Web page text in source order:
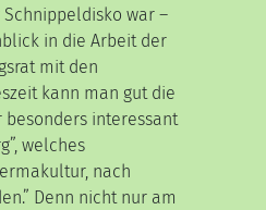
war –
in die Arbeit der
mit den
kann man gut die
interessant
welches
nach
Denn nicht nur am